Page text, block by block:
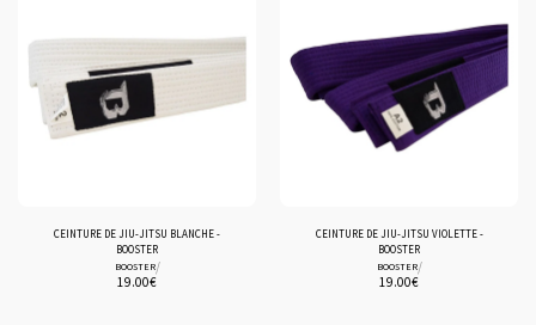
CEINTURE DE JIU-JITSU BLANCHE -
BOOSTER
BOOSTER/
19.00€
CEINTURE DE JIU-JITSU VIOLETTE -
BOOSTER
BOOSTER/
19.00€